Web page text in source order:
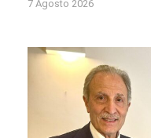
7 Agosto 2026